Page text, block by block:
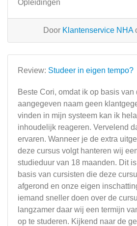
Opleidingen
Door Klantenservice NHA
Review: Studeer in eigen tempo?
Beste Cori, omdat ik op basis van
aangegeven naam geen
vinden in mijn systeem kan ik
inhoudelijk reageren. Vervelend
ervaren. Wanneer je de extra
deze cursus volgt hanteren wij
studieduur van 18 maanden. Dit
basis van cursisten die deze
afgerond en onze eigen
iemand sneller doen over de
langzamer daar wij een termijn
op te studeren. Kijkend naar de